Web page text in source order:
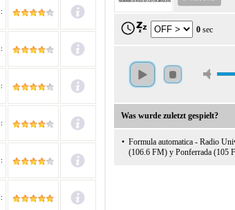
0 sec
Was wurde zuletzt gespielt?
• Formula automatica - Radio
(106.6 FM) y Ponferrada (105